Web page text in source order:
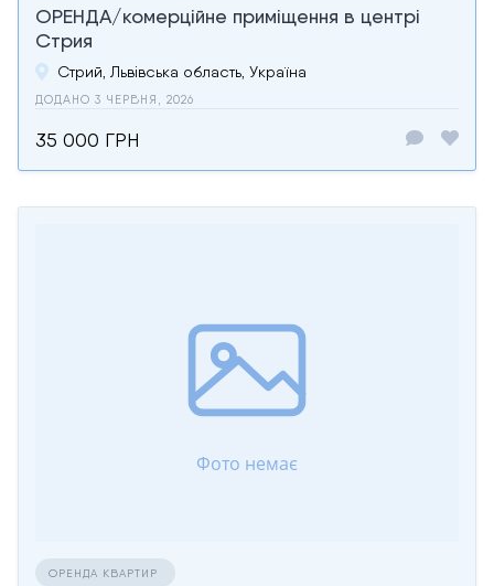
ОРЕНДА/комерційне приміщення в центрі
Стрия
Стрий, Львівська область, Україна
ДОДАНО 3 ЧЕРВНЯ, 2026
35 000 ГРН
ОРЕНДА КВАРТИР